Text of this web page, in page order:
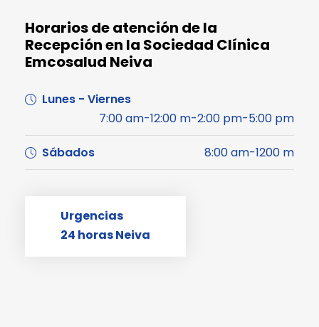
Horarios de atención de la
Recepción en la Sociedad Clínica
Emcosalud Neiva
Lunes - Viernes
7:00 am-12:00 m-2:00 pm-5:00 pm
Sábados 8:00 am-1200 m
Urgencias
24 horas Neiva